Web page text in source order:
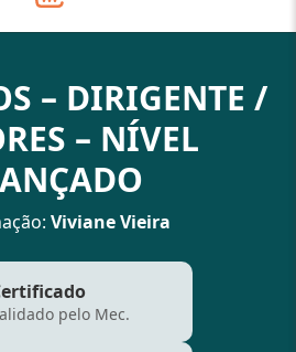
– DIRIGENTE /
– NÍVEL
Viviane Vieira
pelo Mec.